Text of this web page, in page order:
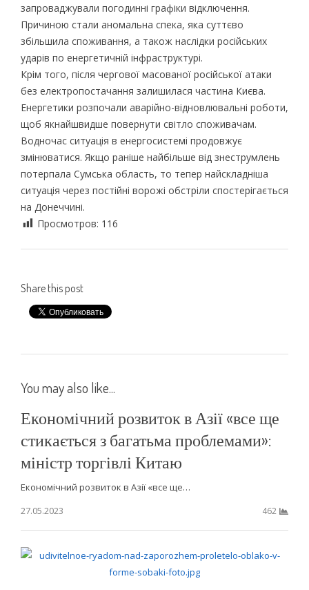
запроваджували погодинні графіки відключення.
Причиною стали аномальна спека, яка суттєво
збільшила споживання, а також наслідки російських
ударів по енергетичній інфраструктурі.
Крім того, після чергової масованої російської атаки
без електропостачання залишилася частина Києва.
Енергетики розпочали аварійно-відновлювальні роботи,
щоб якнайшвидше повернути світло споживачам.
Водночас ситуація в енергосистемі продовжує
змінюватися. Якщо раніше найбільше від знеструмлень
потерпала Сумська область, то тепер найскладніша
ситуація через постійні ворожі обстріли спостерігається
на Донеччині.
Просмотров: 116
Share this post
You may also like...
Економічний розвиток в Азії «все ще
стикається з багатьма проблемами»:
міністр торгівлі Китаю
Економічний розвиток в Азії «все ще…
27.05.2023
462